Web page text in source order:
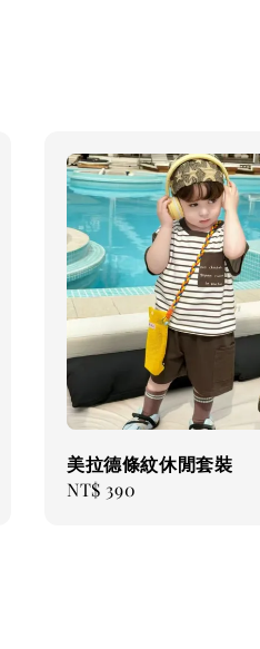
美拉德條紋休閒套裝
Regular
NT$ 390